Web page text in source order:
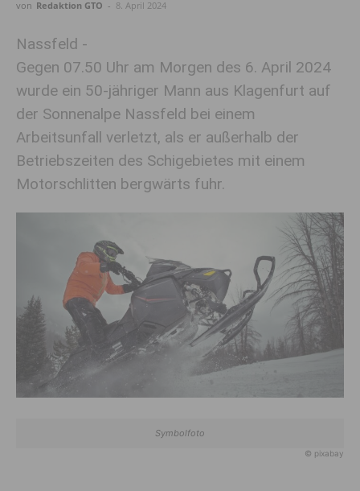
von Redaktion GTO - 8. April 2024
Nassfeld -
Gegen 07.50 Uhr am Morgen des 6. April 2024
wurde ein 50-jähriger Mann aus Klagenfurt auf
der Sonnenalpe Nassfeld bei einem
Arbeitsunfall verletzt, als er außerhalb der
Betriebszeiten des Schigebietes mit einem
Motorschlitten bergwärts fuhr.
Symbolfoto
© pixabay